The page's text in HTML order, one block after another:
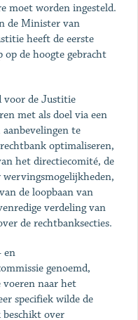
moet worden ingesteld.
de Minister van
heeft de eerste
de hoogte gebracht
voor de Justitie
met als doel via een
aanbevelingen te
optimaliseren,
het directiecomité, de
de loopbaan van
verdeling van
de rechtbanksecties.
en
genoemd,
naar het
specifiek wilde de
beschikt over